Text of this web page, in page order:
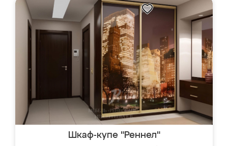
Шкаф-купе "Реннел"